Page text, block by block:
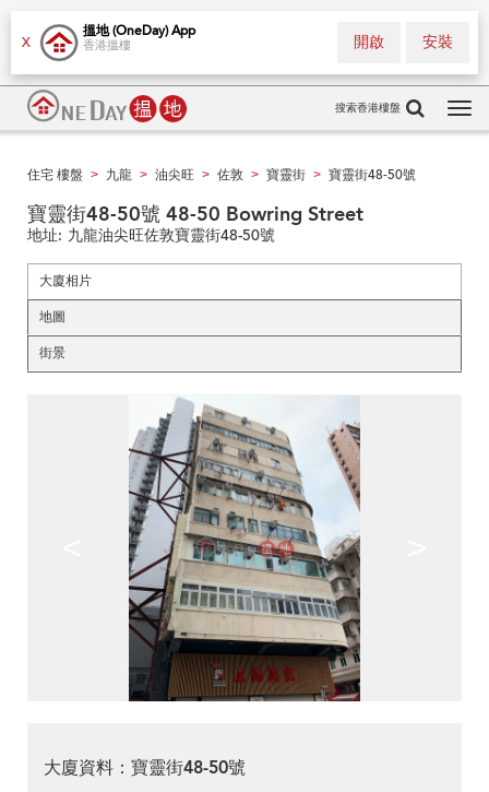
X
搵地 (OneDay) App
香港搵樓 安裝
開啟
搜索香港樓盤
住宅 樓盤 > 九龍 > 油尖旺 > 佐敦 > 寶靈街 > 寶靈街48-50號
寶靈街48-50號 48-50 Bowring Street
地址: 九龍油尖旺佐敦寶靈街48-50號
大廈相片
地圖
街景
大廈資料：寶靈街48-50號